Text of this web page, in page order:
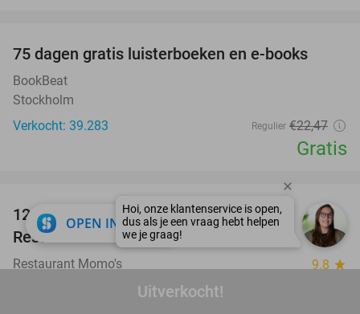
Uitverkocht!
75 dagen gratis luisterboeken en e-books
BookBeat
Stockholm
Verkocht: 39.283
Regulier €22,47
Gratis
31%
12-uurtje + evt. minigolf (60 min) bij
Restaurant Momo's
Restaurant Momo's 9.8 star
OPEN IN APP close